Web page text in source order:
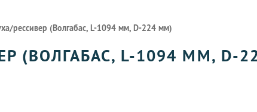
рессивер (Волгабас, L-1094 мм, D-224 мм)
(ВОЛГАБАС, L-1094 ММ, D-